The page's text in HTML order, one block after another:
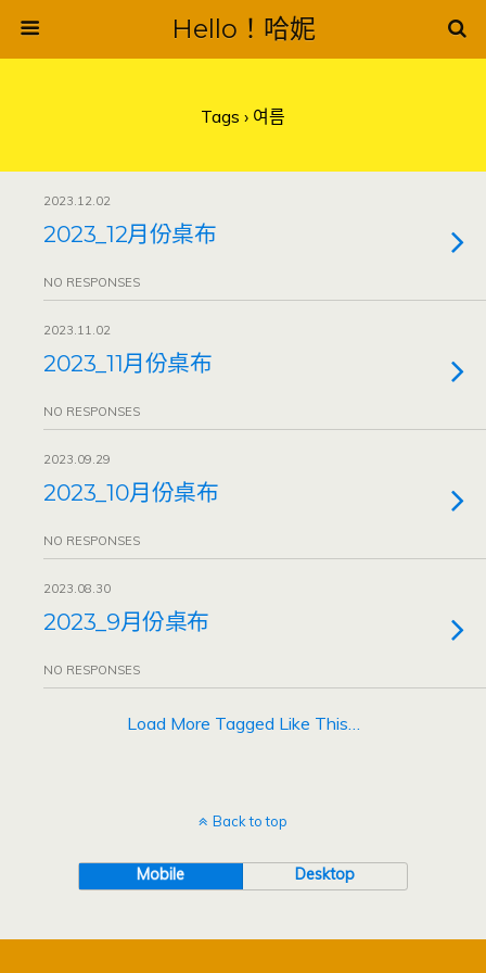
Hello！哈妮
Tags › 여름
2023.12.02
2023_12月份桌布
NO RESPONSES
2023.11.02
2023_11月份桌布
NO RESPONSES
2023.09.29
2023_10月份桌布
NO RESPONSES
2023.08.30
2023_9月份桌布
NO RESPONSES
Load More Tagged Like This…
Back to top
Mobile Desktop